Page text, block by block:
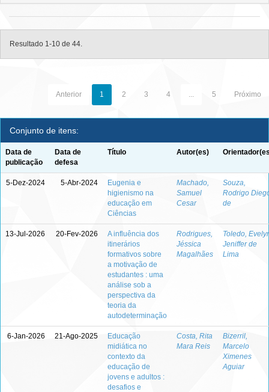
Resultado 1-10 de 44.
Anterior 1 2 3 4 ... 5 Próximo
Conjunto de itens:
Data de
publicação
Data de
defesa
Título Autor(es)
5-Dez-2024 5-Abr-2024
Eugenia e
higienismo na
educação em
Ciências
Machado,
Samuel
Cesar
Souza,
Rodrigo
de
13-Jul-2026 20-Fev-2026
A influência dos
itinerários
formativos sobre
a motivação de
estudantes : uma
análise sob a
perspectiva da
teoria da
autodeterminação
Rodrigues,
Jéssica
Magalhães
Toledo,
Jeniffer de
Lima
6-Jan-2026 21-Ago-2025
Educação
midiática no
contexto da
educação de
jovens e adultos :
desafios e
Costa, Rita
Mara Reis
Bizerril,
Marcelo
Ximenes
Aguiar